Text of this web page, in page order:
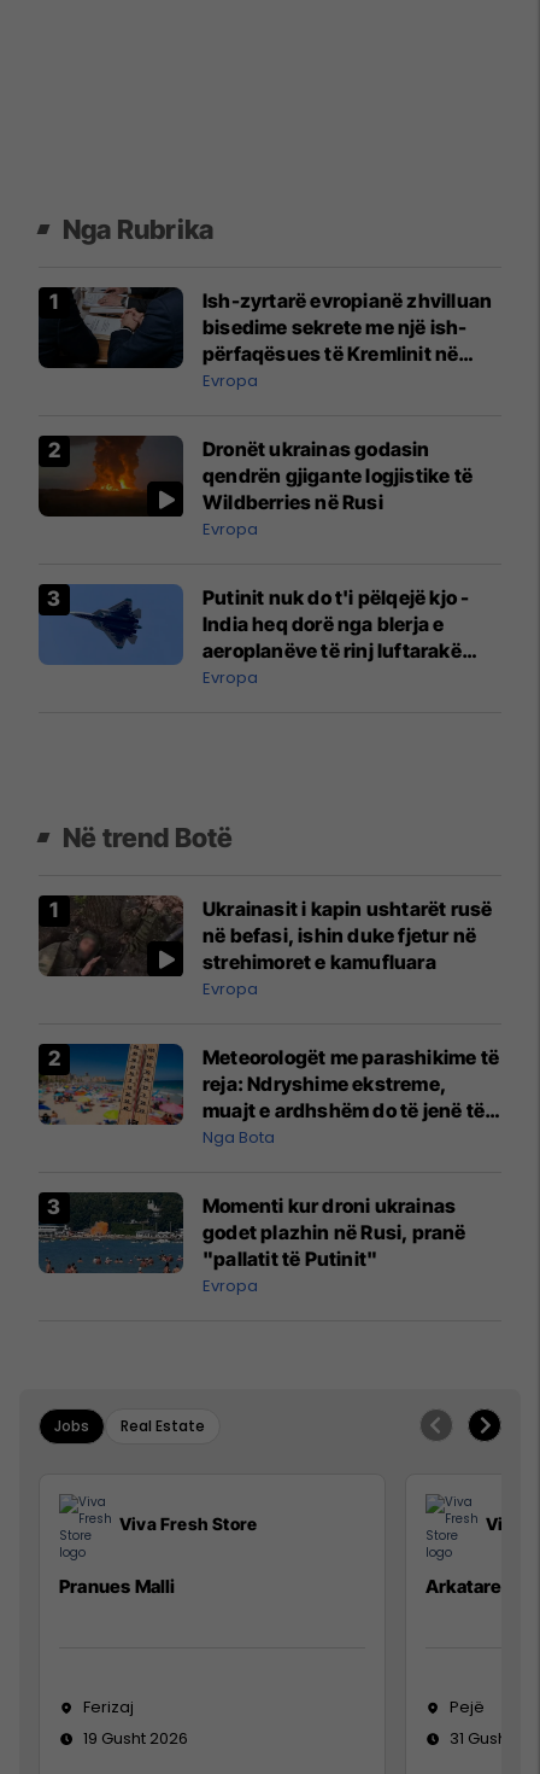
Nga Rubrika
Ish-zyrtarë evropianë zhvilluan
bisedime sekrete me një ish-
përfaqësues të Kremlinit në
Vjenë
Evropa
Dronët ukrainas godasin
qendrën gjigante logjistike të
Wildberries në Rusi
Evropa
Putinit nuk do t'i pëlqejë kjo -
India heq dorë nga blerja e
aeroplanëve të rinj luftarakë
rusë
Evropa
Në trend Botë
Ukrainasit i kapin ushtarët rusë
në befasi, ishin duke fjetur në
strehimoret e kamufluara
Evropa
Meteorologët me parashikime të
reja: Ndryshime ekstreme,
muajt e ardhshëm do të jenë të
pazakontë
Nga Bota
Momenti kur droni ukrainas
godet plazhin në Rusi, pranë
"pallatit të Putinit"
Evropa
Jobs Real Estate
Viva Fresh Store
Pranues Malli
Ferizaj
19 Gusht 2026
Viva
Arkatare
Pejë
31 Gusht